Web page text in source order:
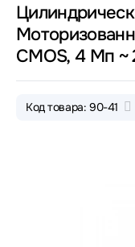
CMOS, 4 Мп ~
Код товара: 90-41